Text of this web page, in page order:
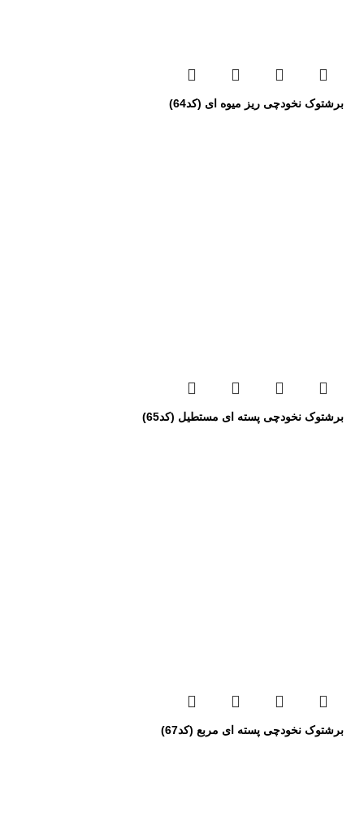
برشتوک نخودچی ریز میوه ای (کد64)
برشتوک نخودچی پسته ای مستطیل (کد65)
برشتوک نخودچی پسته ای مربع (کد67)